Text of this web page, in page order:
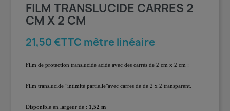
FILM TRANSLUCIDE CARRES 2
CM X 2 CM
21,50 €TTC mètre linéaire
Film de protection translucide acide avec des carrés de 2 cm x 2 cm :
Film translucide "intimité partielle"avec carres de de 2 x 2 transparent.
Disponible en largeur de : 1,52 m